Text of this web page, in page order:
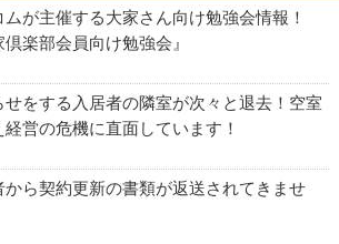
ムが主催する大家さん向け勉強会情報！
倶楽部会員向け勉強会』
せをする入居者の隣室が次々と退去！空室
経営の危機に直面しています！
から契約更新の書類が返送されてきませ